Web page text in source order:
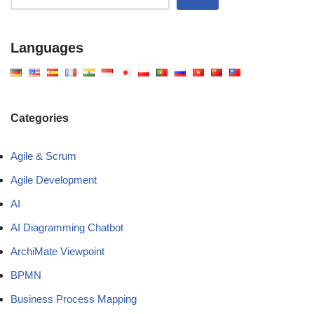
Languages
Categories
Agile & Scrum
Agile Development
AI
AI Diagramming Chatbot
ArchiMate Viewpoint
BPMN
Business Process Mapping